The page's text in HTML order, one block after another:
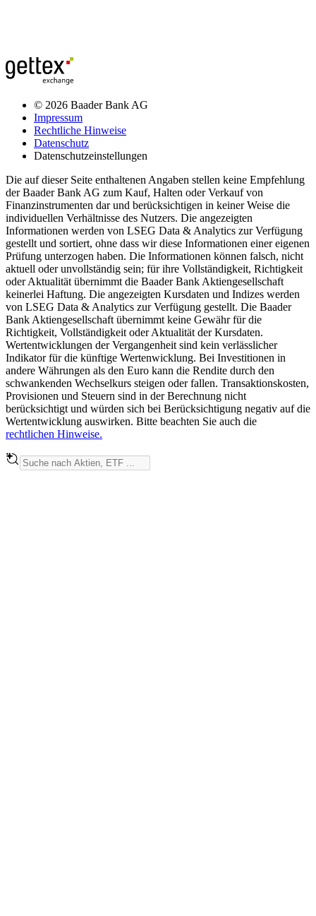
© 2026 Baader Bank AG
Impressum
Rechtliche Hinweise
Datenschutz
Datenschutzeinstellungen
Die auf dieser Seite enthaltenen Angaben stellen keine Empfehlung
der Baader Bank AG zum Kauf, Halten oder Verkauf von
Finanzinstrumenten dar und berücksichtigen in keiner Weise die
individuellen Verhältnisse des Nutzers. Die angezeigten
Informationen werden von LSEG Data & Analytics zur Verfügung
gestellt und sortiert, ohne dass wir diese Informationen einer eigenen
Prüfung unterzogen haben. Die Informationen können falsch, nicht
aktuell oder unvollständig sein; für ihre Vollständigkeit, Richtigkeit
oder Aktualität übernimmt die Baader Bank Aktiengesellschaft
keinerlei Haftung. Die angezeigten Kursdaten und Indizes werden
von LSEG Data & Analytics zur Verfügung gestellt. Die Baader
Bank Aktiengesellschaft übernimmt keine Gewähr für die
Richtigkeit, Vollständigkeit oder Aktualität der Kursdaten.
Wertentwicklungen der Vergangenheit sind kein verlässlicher
Indikator für die künftige Wertenwicklung. Bei Investitionen in
andere Währungen als den Euro kann die Rendite durch den
schwankenden Wechselkurs steigen oder fallen. Transaktionskosten,
Provisionen und Steuern sind in der Berechnung nicht
berücksichtigt und würden sich bei Berücksichtigung negativ auf die
Wertentwicklung auswirken. Bitte beachten Sie auch die
rechtlichen Hinweise.